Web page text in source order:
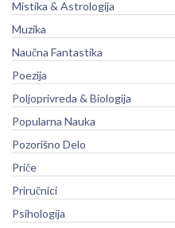
Mistika & Astrologija
Muzika
Naučna Fantastika
Poezija
Poljoprivreda & Biologija
Popularna Nauka
Pozorišno Delo
Priče
Priručnici
Psihologija